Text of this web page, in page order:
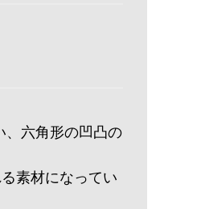
、六角形の凹凸の
素材になってい